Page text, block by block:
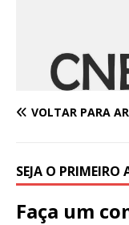
VOLTAR PARA
SEJA O
Faça um